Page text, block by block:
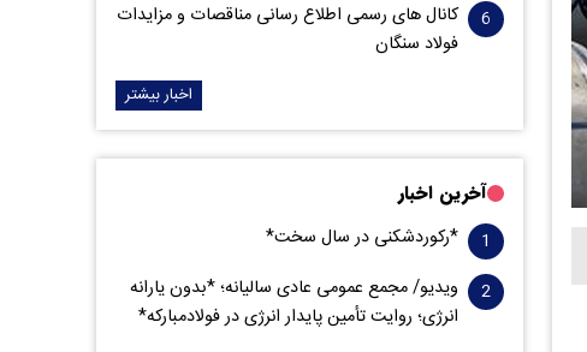
کانال های رسمی اطلاع رسانی مناقصات و مزایدات
فولاد سنگان
اخبار بیشتر
آخرین اخبار
*رکوردشکنی در سال سخت*
ویدیو/ مجمع عمومی عادی سالیانه؛ *بدون یارانه
انرژی؛ روایت تأمین پایدار انرژی در فولادمبارکه*